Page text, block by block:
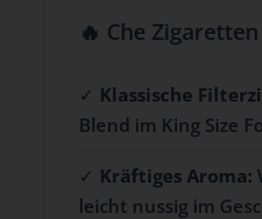
🔥 Che
✓ Klassische
Blend im King Size
✓ Kräftiges Aroma:
leicht nussig im